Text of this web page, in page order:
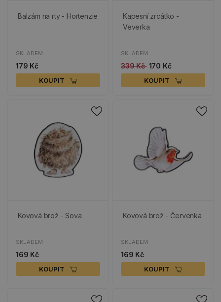
Balzám na rty - Hortenzie
SKLADEM
179 Kč
KOUPIT
Kapesní zrcátko -
Veverka
SKLADEM
339 Kč 170 Kč
KOUPIT
Kovová brož - Sova
SKLADEM
169 Kč
KOUPIT
Kovová brož - Červenka
SKLADEM
169 Kč
KOUPIT